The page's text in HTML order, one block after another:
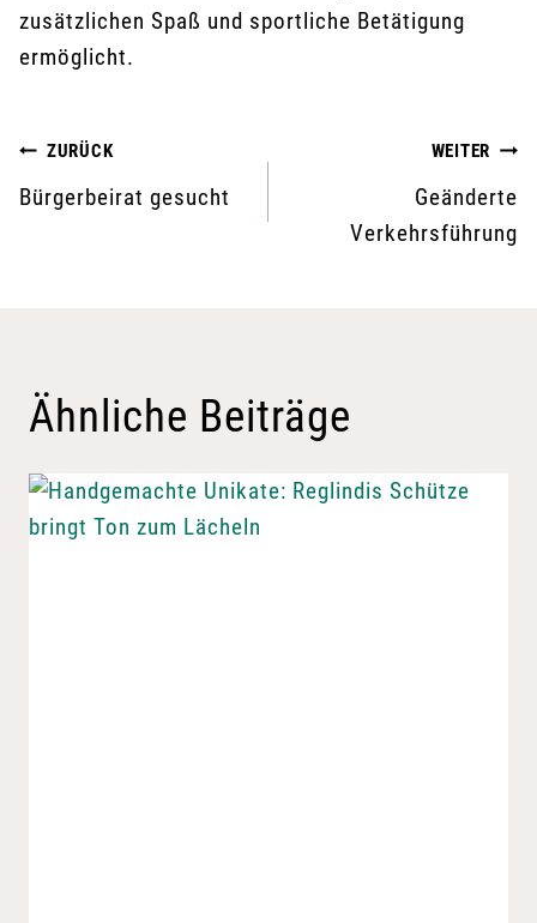
zusätzlichen Spaß und sportliche Betätigung
ermöglicht.
Beitragsnavigation
ZURÜCK
Bürgerbeirat gesucht
WEITER
Geänderte
Verkehrsführung
Ähnliche Beiträge